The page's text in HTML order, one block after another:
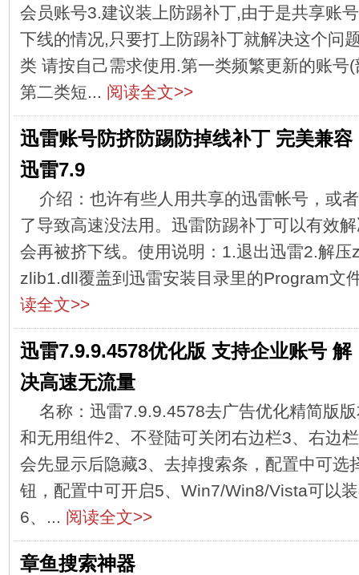
会员账号3.建议装上防踢补丁,由于是共享账
下线的情况,只要打上防踢补丁就解决这个问
类 请按自己需求使用.第一类频繁更新的账号
第二类短... 阅读全文>>
迅雷账号防挤防踢防掉线补丁 完美兼容
迅雷7.9
介绍：也许有些人用共享的迅雷帐号，或
了导致高速没法用。迅雷防踢补丁可以有效
会再被挤下线。使用说明：1.退出迅雷2.解
zlib1.dll覆盖到迅雷安装目录里的Program文
读全文>>
迅雷7.9.9.4578优化版 支持企业账号 解
决高速无流量
名称：迅雷7.9.9.4578去广告优化精简版
和无用组件2、不登陆可关闭右边栏3、右边
会先显示后隐藏3、去掉搜索条，配置中可选
钮，配置中可开启5、Win7/Win8/Vista可以
6、... 阅读全文>>
章鱼搜索神器